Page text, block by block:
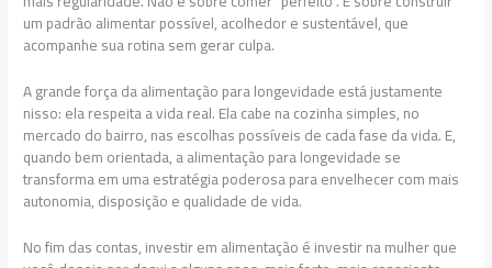
um padrão alimentar possível, acolhedor e sustentável, que
acompanhe sua rotina sem gerar culpa.
A grande força da alimentação para longevidade está justamente
nisso: ela respeita a vida real. Ela cabe na cozinha simples, no
mercado do bairro, nas escolhas possíveis de cada fase da vida. E,
quando bem orientada, a alimentação para longevidade se
transforma em uma estratégia poderosa para envelhecer com mais
autonomia, disposição e qualidade de vida.
No fim das contas, investir em alimentação é investir na mulher que